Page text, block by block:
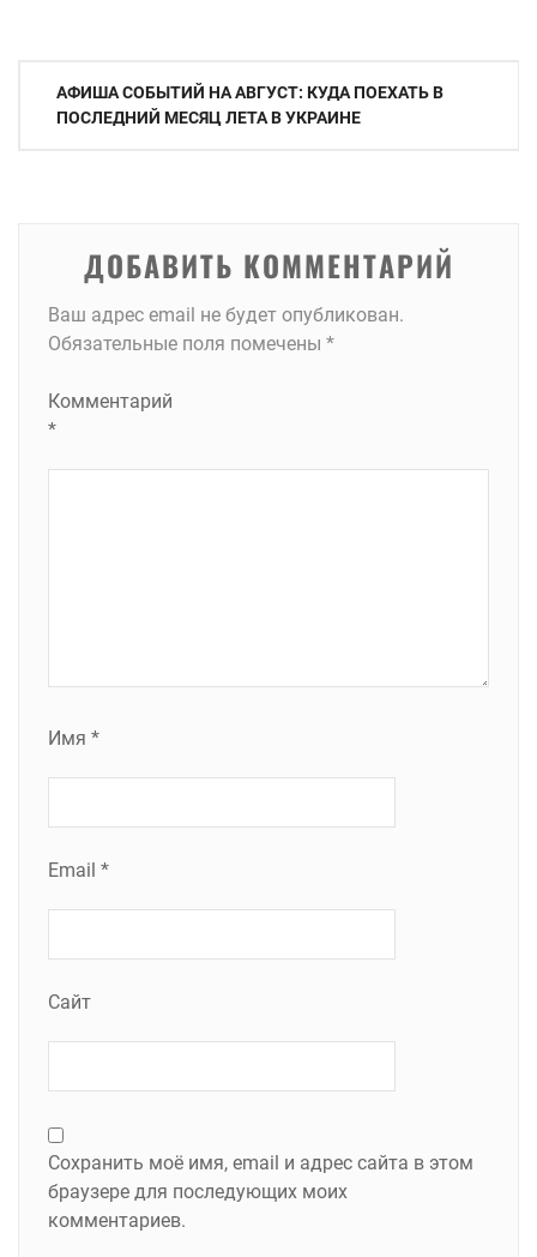
Навигация
АФИША СОБЫТИЙ НА АВГУСТ: КУДА ПОЕХАТЬ В
ПОСЛЕДНИЙ МЕСЯЦ ЛЕТА В УКРАИНЕ
ДОБАВИТЬ КОММЕНТАРИЙ
Ваш адрес email не будет опубликован.
Обязательные поля помечены *
Комментарий
*
Имя *
Email *
Сайт
Сохранить моё имя, email и адрес сайта в этом
браузере для последующих моих
комментариев.